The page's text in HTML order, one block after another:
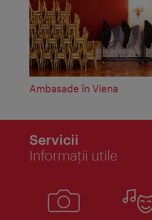
Ambasade în Viena
Servicii
Informaţii utile